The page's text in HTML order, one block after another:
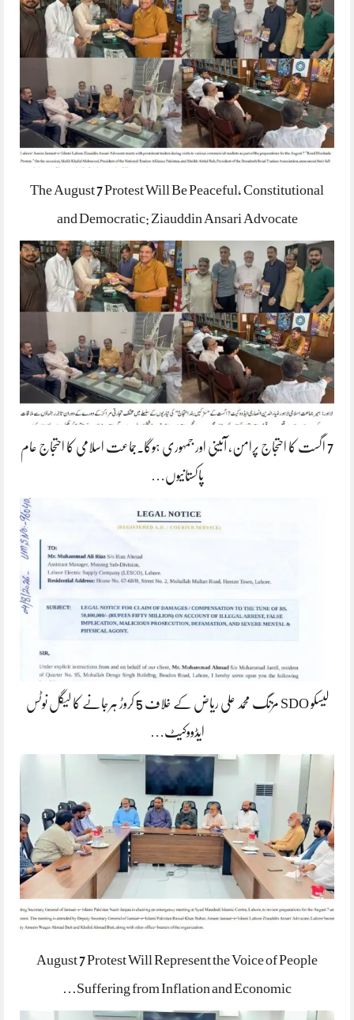
The August 7 Protest Will Be Peaceful, Constitutional
and Democratic: Ziauddin Ansari Advocate
7 اگست کا احتجاج پرامن، آئینی اور جمہوری ہوگا۔جماعت اسلامی کا احتجاج عام
پاکستانیوں…
لیسکو SDO مزنگ محمد علی ریاض کے خلاف 5 کروڑ ہرجانے کا لیگل نوٹس
ایڈووکیٹ…
August 7 Protest Will Represent the Voice of People
Suffering from Inflation and Economic…